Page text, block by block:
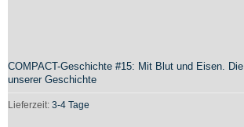
COMPACT-Geschichte #15: Mit Blut und Eisen.
unserer Geschichte
Lieferzeit: 3-4 Tage